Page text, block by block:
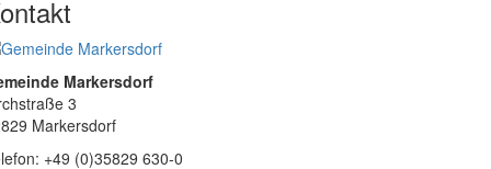
Markersdorf
3
Markersdorf
+49 (0)35829 630-0